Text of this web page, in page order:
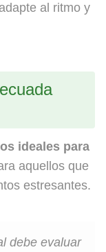
al ritmo y
ideales para
aquellos que
estresantes.
debe evaluar